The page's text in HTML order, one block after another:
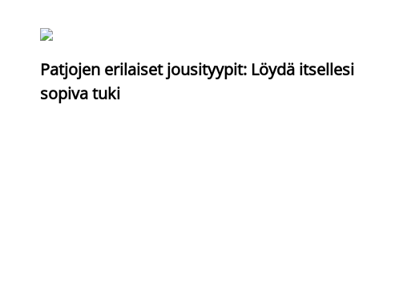
Patjojen erilaiset jousityypit: Löydä itsellesi
sopiva tuki